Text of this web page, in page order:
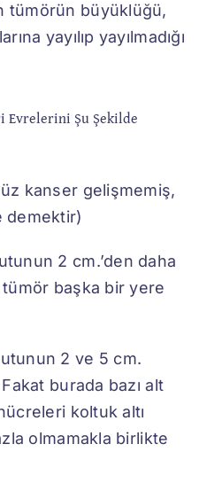
tümörün büyüklüğü,
yayılıp yayılmadığı
Evrelerini Şu Şekilde
kanser gelişmemiş,
demektir)
2 cm.’den daha
tümör başka bir yere
2 ve 5 cm.
Fakat burada bazı alt
koltuk altı
olmamakla birlikte